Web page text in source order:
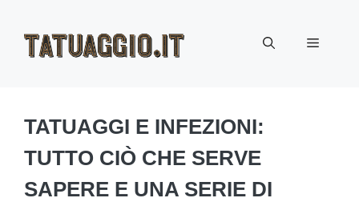
Menu
TATUAGGI E INFEZIONI:
TUTTO CIÒ CHE SERVE
SAPERE E UNA SERIE DI